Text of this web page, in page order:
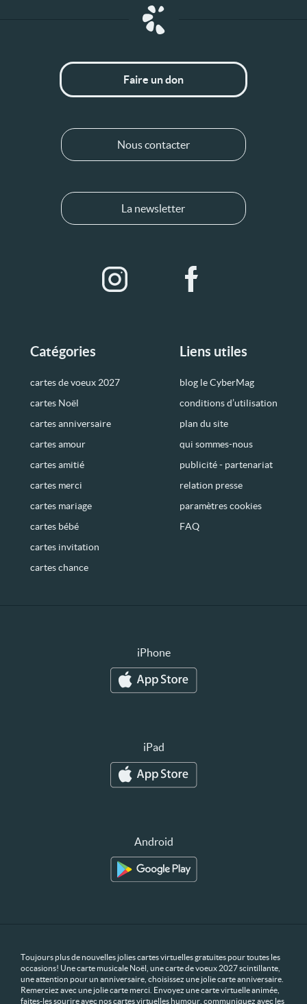
Catégories
cartes de voeux 2027
cartes Noël
cartes anniversaire
cartes amour
cartes amitié
cartes merci
cartes mariage
cartes bébé
cartes invitation
cartes chance
Liens utiles
blog le CyberMag
conditions d’utilisation
plan du site
qui sommes-nous
publicité - partenariat
relation presse
paramètres cookies
FAQ
Faire un don
Nous contacter
La newsletter
iPhone
iPad
Android
Toujours plus de nouvelles jolies cartes virtuelles gratuites pour toutes les
occasions! Une carte musicale Noël, une carte de voeux 2027 scintillante,
une attention pour un anniversaire, choisissez une jolie carte anniversaire.
Remerciez avec une jolie carte merci. Envoyez une carte virtuelle animée,
faites-les sourire avec nos cartes virtuelles humour, communiquez avec les